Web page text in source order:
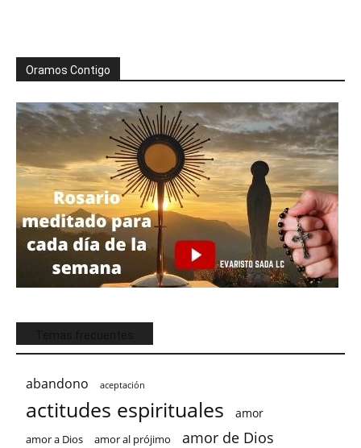
Oramos Contigo
abandono aceptación
actitudes espirituales amor
amor a Dios amor al prójimo amor de Dios